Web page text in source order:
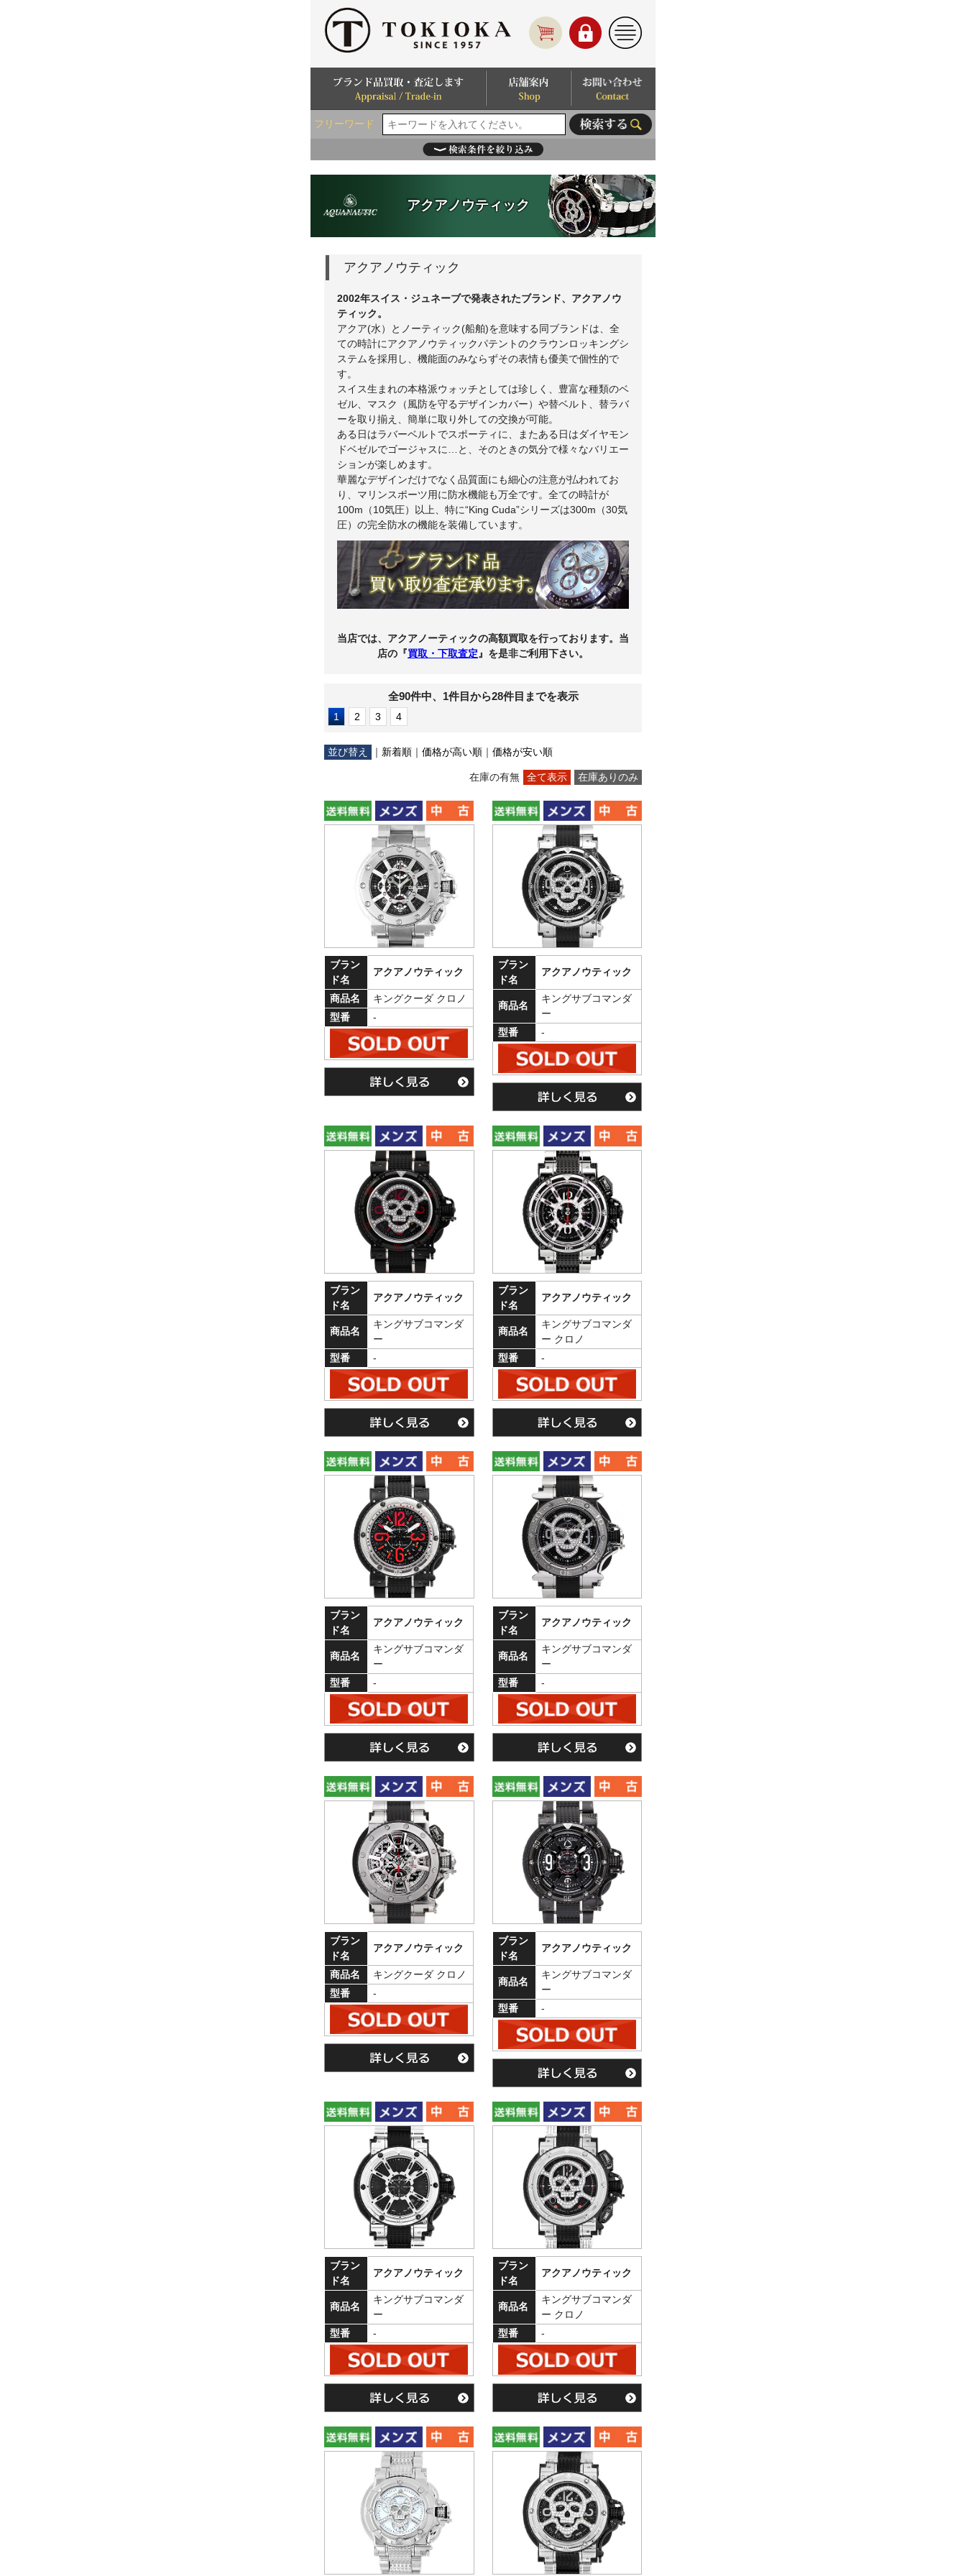
フリーワード
アクアノウティック
アクアノウティック
2002年スイス・ジュネーブで発表されたブランド、アクアノウ
ティック。
アクア(水）とノーティック(船舶)を意味する同ブランドは、全
ての時計にアクアノウティックパテントのクラウンロッキングシ
ステムを採用し、機能面のみならずその表情も優美で個性的で
す。
スイス生まれの本格派ウォッチとしては珍しく、豊富な種類のベ
ゼル、マスク（風防を守るデザインカバー）や替ベルト、替ラバ
ーを取り揃え、簡単に取り外しての交換が可能。
ある日はラバーベルトでスポーティに、またある日はダイヤモン
ドベゼルでゴージャスに…と、そのときの気分で様々なバリエー
ションが楽しめます。
華麗なデザインだけでなく品質面にも細心の注意が払われてお
り、マリンスポーツ用に防水機能も万全です。全ての時計が
100m（10気圧）以上、特に“King Cuda”シリーズは300m（30気
圧）の完全防水の機能を装備しています。
当店では、アクアノーティックの高額買取を行っております。当
店の『買取・下取査定 』を是非ご利用下さい。
全90件中、1件目から28件目までを表示
1 2 3 4
並び替え ｜ 新着順 ｜価格が高い順 ｜価格が安い順
在庫の有無 全て表示 在庫ありのみ
ブラン
ド名
アクアノウティック
商品名
キングクーダ クロノ
型番
-
ブラン
ド名
アクアノウティック
商品名
キングサブコマンダ
ー
型番
-
ブラン
ド名
アクアノウティック
商品名
キングサブコマンダ
ー
型番
-
ブラン
ド名
アクアノウティック
商品名
キングサブコマンダ
ー クロノ
型番
-
ブラン
ド名
アクアノウティック
商品名
キングサブコマンダ
ー
型番
-
ブラン
ド名
アクアノウティック
商品名
キングサブコマンダ
ー
型番
-
ブラン
ド名
アクアノウティック
商品名
キングクーダ クロノ
型番
-
ブラン
ド名
アクアノウティック
商品名
キングサブコマンダ
ー
型番
-
ブラン
ド名
アクアノウティック
商品名
キングサブコマンダ
ー
型番
-
ブラン
ド名
アクアノウティック
商品名
キングサブコマンダ
ー クロノ
型番
-